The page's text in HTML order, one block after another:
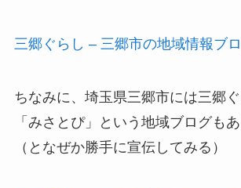
三郷ぐらし – 三郷市の地域情報ブ
ちなみに、埼玉県三郷市には三郷
「みさとぴ」という地域ブログもあ
（となぜか勝手に宣伝してみる）